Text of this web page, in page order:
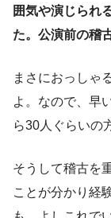
囲気や演じられ
た。公演前の稽
まさにおっしゃ
よ。なので、早
ら30人ぐらいの
そうして稽古を
ことが分かり経